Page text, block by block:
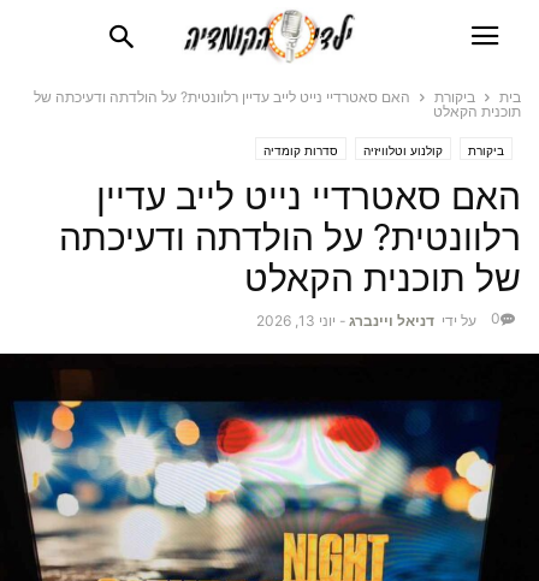
בית ביקורת
האם סאטרדיי נייט לייב עדיין רלוונטית? על הולדתה ודעיכתה של
תוכנית הקאלט
ביקורת קולנוע וטלוויזיה סדרות קומדיה
האם סאטרדיי נייט לייב עדיין
רלוונטית? על הולדתה ודעיכתה
של תוכנית הקאלט
על ידי דניאל ויינברג - יוני 13, 2026 0